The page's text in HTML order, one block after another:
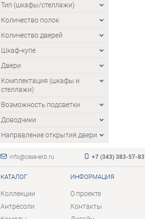
Тип (шкафы/стеллажи)
Количество полок
Количество дверей
Шкаф-купе
Двери
Комплектация (шкафы и
стеллажи)
Возможность подсветки
Доводчики
Направление открытия двери
info@case-ekb.ru +7 (343) 383-57-83
КАТАЛОГ
Коллекции
Антресоли
ИНФОРМАЦИЯ
О проекте
Контакты